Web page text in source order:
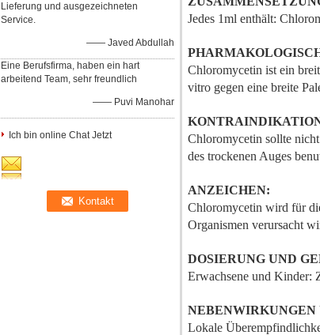
Lieferung und ausgezeichneten
Service.
—— Javed Abdullah
Eine Berufsfirma, haben ein hart
arbeitend Team, sehr freundlich
—— Puvi Manohar
Ich bin online Chat Jetzt
Jedes 1ml enthält:
Chloromycetin ist ein
vitro gegen eine breite
Chloromycetin sollte
des trockenen Auges
ANZEICHEN:
Chloromycetin wird für
Organismen verursacht
DOSIERUNG UND
Erwachsene und Kinder:
Lokale